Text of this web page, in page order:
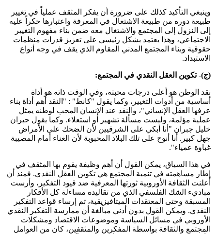
وينبغي التأكيد كذلك على ضرورة أن يفكر المثقف عملياً في تغيير
طبيعة دوره من طبيعة الاشتغال في المعرفة واعتبارها حكراً عليه
إلى النزول إلى المجتمع والاشتغال معه ضمن بناء مفهوم التغيير
الاجتماعي، وهذا يعتمد بشكل رئيسي على تعزيز قدرات منظمات
حقوقية وبناء المجتمع المدني المقاوم الذي يقف في وجه أنواع
الاستبداد.
(ج)- تكوين العقل النقدي في المجتمع:
نقد الوطن هو أعلى درجات محبته، وفي الوقت ذاته هو أداة
أساسية من أدوات التغيير، وكما يقول "كانط" : "النقد أهم أداة بناء
عرفها العقل الإنساني"، والنقد عند الإنسان المحب لوطنه يمثل
عملية مؤلمة، وليست مسألة تشهير أو استعلاء. وكما يقول جبران
خليل جبران "أنا أبكي على الشرقيين لأن الضحك على الأمراض
جهل كبير. أنا أنوح على تلك البلاد المحبوبة لأن الغناء أمام المصيبة
غباوة عمياء".
في هذا السياق، يمكن القول أن أهم وظيفة يقوم بها المثقف في
إطار مساهمته في تنمية المجتمع هي تكوين العقل النقدي. فمنذ أن
أعلنت الثقافة الأوروبية ثورتها المعرفية ضد قيود التفكير،‏ وأرست
مباديء الشك الفلسفي الذي من تقاليده مساءلة كل الأفكار
المسبقة وحتى المعتقدات الميتافيزيقية، تم إرساء قواعد التفكير
النقدي‏.‏ ويمكن القول بدون أدني مبالغة أن ممارسة التفكير النقدي
الأوروبي في مسائل السياسة وموضوعات الاقتصاد ومشكلات
المجتمع والثقافة بواسطة المفكرين والمثقفين‏، كان من العوامل